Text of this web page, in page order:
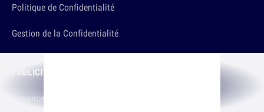
Politique de Confidentialité
Gestion de la Confidentialité
PUBLICITÉ
Annoncer sur 10h26